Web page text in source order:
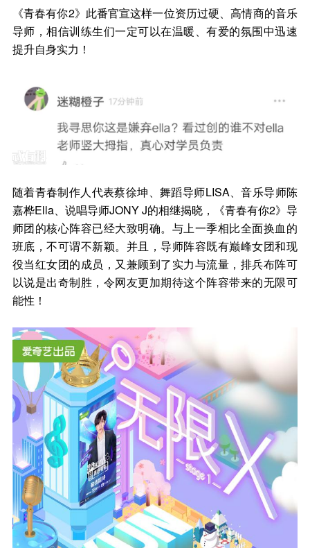
《青春有你2》此番官宣这样一位资历过硬、高情商的音乐
导师，相信训练生们一定可以在温暖、有爱的氛围中迅速
提升自身实力！
随着青春制作人代表蔡徐坤、舞蹈导师LISA、音乐导师陈
嘉桦Ella、说唱导师JONY J的相继揭晓，《青春有你2》导
师团的核心阵容已经大致明确。与上一季相比全面换血的
班底，不可谓不新颖。并且，导师阵容既有巅峰女团和现
役当红女团的成员，又兼顾到了实力与流量，排兵布阵可
以说是出奇制胜，令网友更加期待这个阵容带来的无限可
能性！